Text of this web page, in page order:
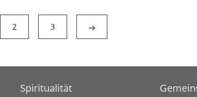
2 3
Spiritualität